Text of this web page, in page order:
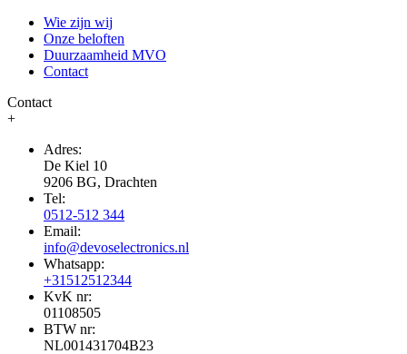
Wie zijn wij
Onze beloften
Duurzaamheid MVO
Contact
Contact
+
Adres:
De Kiel 10
9206 BG, Drachten
Tel:
0512-512 344
Email:
info@devoselectronics.nl
Whatsapp:
+31512512344
KvK nr:
01108505
BTW nr:
NL001431704B23